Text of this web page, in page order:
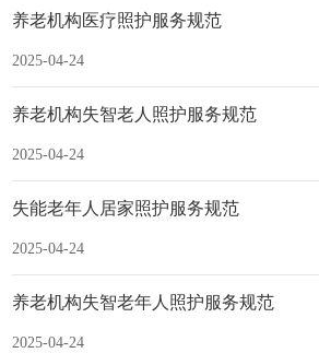
养老机构医疗照护服务规范
2025-04-24
养老机构失智老人照护服务规范
2025-04-24
失能老年人居家照护服务规范
2025-04-24
养老机构失智老年人照护服务规范
2025-04-24